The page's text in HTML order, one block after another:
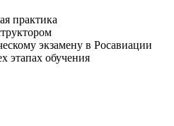
практика
экзамену в Росавиации
этапах обучения